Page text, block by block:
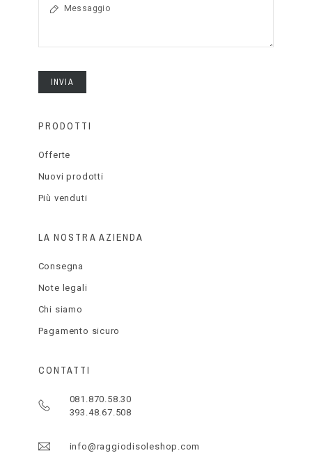
INVIA
PRODOTTI
Offerte
Nuovi prodotti
Più venduti
LA NOSTRA AZIENDA
Consegna
Note legali
Chi siamo
Pagamento sicuro
CONTATTI
081.870.58.30
393.48.67.508
info@raggiodisoleshop.com